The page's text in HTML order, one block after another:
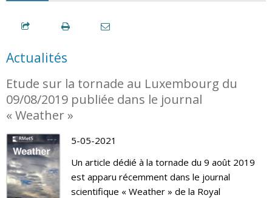
Actualités
Etude sur la tornade au Luxembourg du
09/08/2019 publiée dans le journal
« Weather »
5-05-2021
Un article dédié à la tornade du 9 août 2019
est apparu récemment dans le journal
scientifique « Weather » de la Royal